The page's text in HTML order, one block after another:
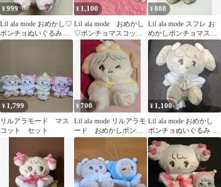
¥999
Lil ala mode おめかし♡
ポンチョぬいぐるみ キ
ャミー
¥ 1,100
Lil ala mode おめかし
♡ポンチョマスコッ
ト スフレ 2個セット
¥888
Lil ala mode スフレ お
めかしポンチョマスコ
ット
¥ 1,799
リルアラモード マス
コット セット
¥700
Lil ala mode リルアラモ
ード おめかしポンチ
ョマスコット スフレ
¥ 1,100
Lil ala mode おめかし
ポンチョぬいぐるみ ナ
ッツ mikko